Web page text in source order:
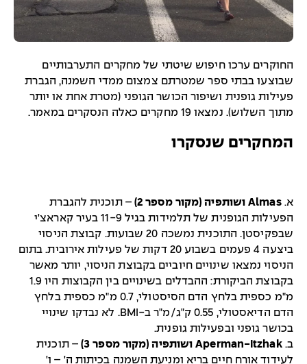
החוקרים ערכו חיפוש שיטתי של מחקרים התערבותיים
שבוצעו בבתי ספר שמטרתם צמצום ממדי השמנה, הגברת
פעילות גופנית ושיפור הכושר הגופני (מטרת אחת או יותר
מתוך השלוש). נמצאו 19 מחקרים כאלה הנסקרים במאמר.
המחקרים שנסקרו
א.Almas ושותפיה (מקור מספר 2)
– תוכנית להגברת
הפעילות הגופנית של תלמידות בגיל 11-9 בעיר קאראצ'י
שבפקיסטן. התוכנית נמשכה 20 שבועות. קבוצת הניסוי
ביצעה 4 פעמים בשבוע 20 דקות של פעילות אירובית. בתום
הניסוי נמצאו שינויים חיוביים בקבוצת הניסוי, יותר מאשר
בקבוצת הביקורת: ההבדלים בשינויים בין הקבוצות היו 1.9
מ"מ כספית בלחץ הדם הסיסטולי, 0.7 מ"מ כספית בלחץ
הדם הדיאסטולי, 0.55 ק"ג/מ"ר ב-BMI. לא נבדקו שינויי
בכושר גופני ובפעילות גופנית.
ב.Aperman-Itzhak ושותפיה (מקור מספר 3)
– תוכנית
לעידוד אורח חיים בריא ומניעת השמנה בכיתות ה' – ו'